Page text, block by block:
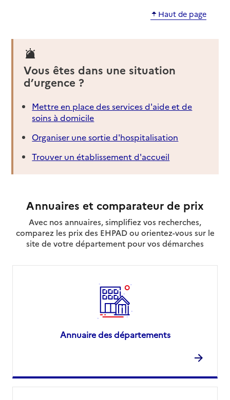
Service autonomie à domicile (aide)
Altérité Aide Home
Adresse
40 rue du Dauphiné
69003-Lyon 3e Arrondissement
06 15 16 07 77
Rapport HAS
Source des données : Finess n° 690058045
Mis à jour le : 16/07/2026
Adresse
5 place Charles Beraudier
69003- Lyon 3e Arrondissement
01 76 40 05 09
Source des données : Finess n° 690048665
Service autonomie à domicile (aide)
Haut de page
Vous êtes dans une situation
d’urgence ?
Mettre en place des services d'aide et de
soins à domicile
Organiser une sortie d'hospitalisation
Trouver un établissement d'accueil
Annuaires et comparateur de prix
Avec nos annuaires, simplifiez vos recherches,
comparez les prix des EHPAD ou orientez-vous sur le
site de votre département pour vos démarches
Annuaire des départements